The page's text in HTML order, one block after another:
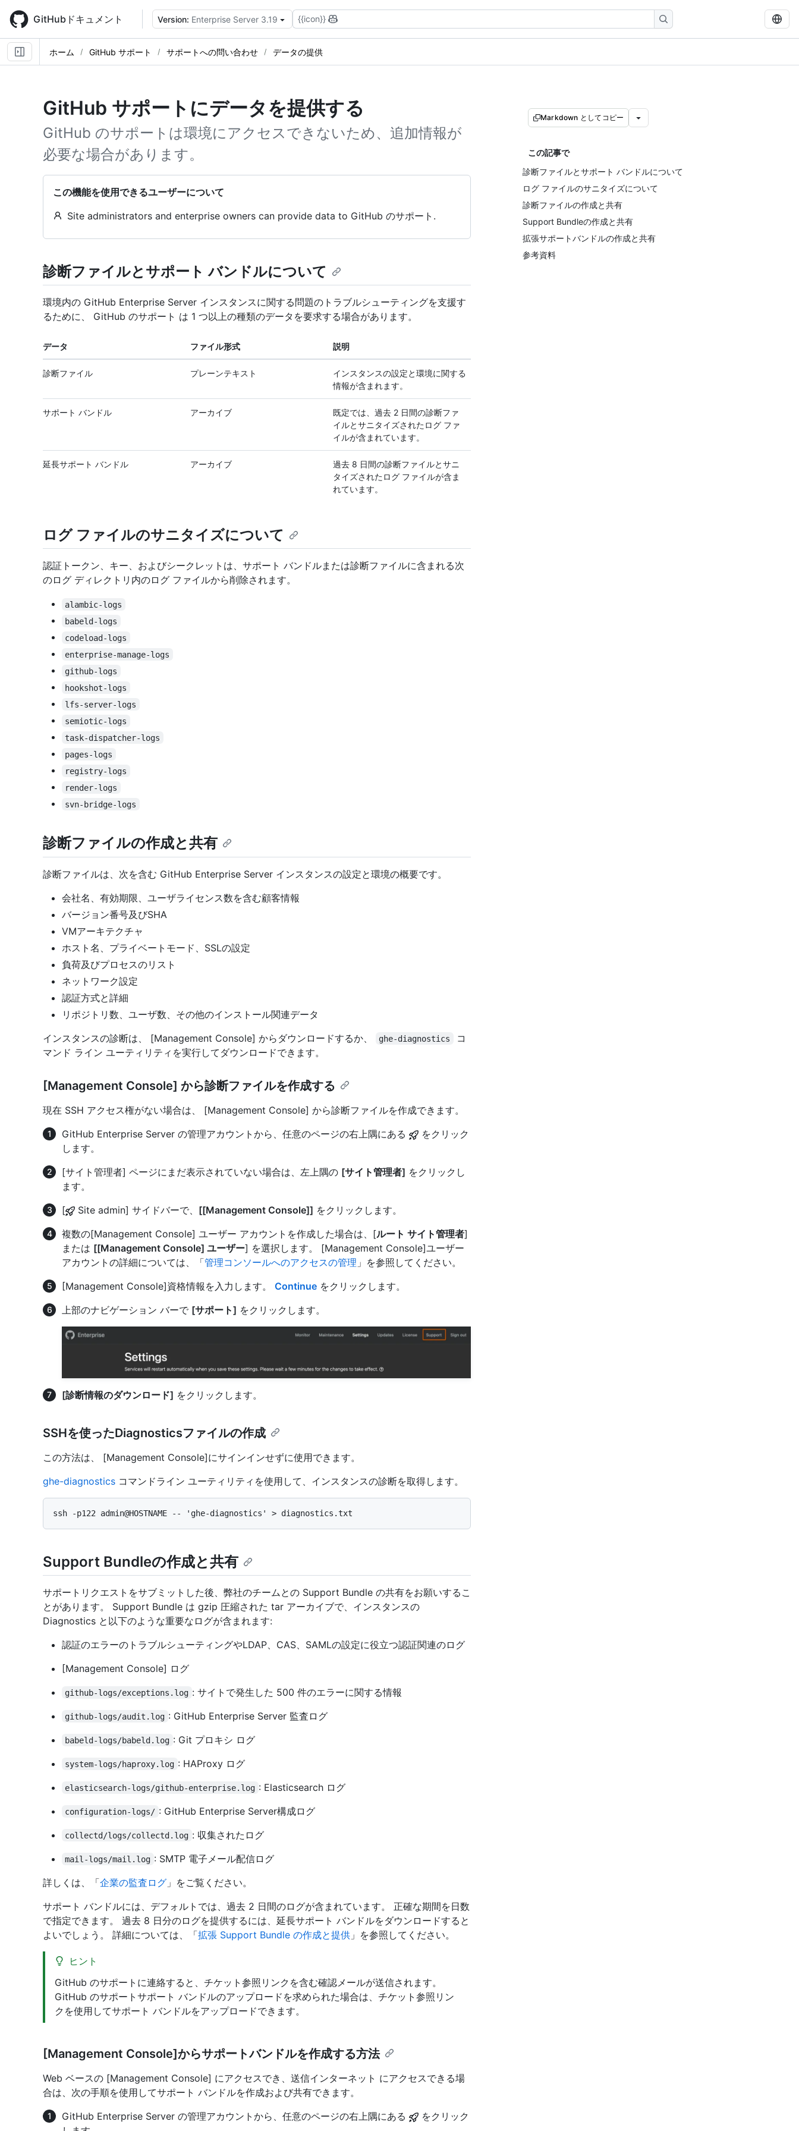
main
content
GitHubドキュメント Version: Enterprise Server 3.19 {{icon}}
ホーム GitHub サポート サポートへの問い合わせ データの提供
GitHub サポートにデータを提供する
GitHub のサポートは環境にアクセスできないため、追加情報が
必要な場合があります。
この機能を使用できるユーザーについて
Site administrators and enterprise owners can provide data to GitHub のサポート.
Markdown としてコピー
この記事で
診断ファイルとサポート バンドルについて
ログ ファイルのサニタイズについて
診断ファイルの作成と共有
Support Bundleの作成と共有
拡張サポートバンドルの作成と共有
参考資料
診断ファイルとサポート バンドルについて
環境内の GitHub Enterprise Server インスタンスに関する問題のトラブルシューティングを支援す
るために、 GitHub のサポート は 1 つ以上の種類のデータを要求する場合があります。
データ ファイル形式 説明
診断ファイル プレーンテキスト
インスタンスの設定と環境に関する
情報が含まれます。
サポート バンドル アーカイブ
既定では、過去 2 日間の診断ファ
イルとサニタイズされたログ ファ
イルが含まれています。
延長サポート バンドル アーカイブ
過去 8 日間の診断ファイルとサニ
タイズされたログ ファイルが含ま
れています。
ログ ファイルのサニタイズについて
認証トークン、キー、およびシークレットは、サポート バンドルまたは診断ファイルに含まれる次
のログ ディレクトリ内のログ ファイルから削除されます。
alambic-logs
babeld-logs
codeload-logs
enterprise-manage-logs
github-logs
hookshot-logs
lfs-server-logs
semiotic-logs
task-dispatcher-logs
pages-logs
registry-logs
render-logs
svn-bridge-logs
診断ファイルの作成と共有
診断ファイルは、次を含む GitHub Enterprise Server インスタンスの設定と環境の概要です。
会社名、有効期限、ユーザライセンス数を含む顧客情報
バージョン番号及びSHA
VMアーキテクチャ
ホスト名、プライベートモード、SSLの設定
負荷及びプロセスのリスト
ネットワーク設定
認証方式と詳細
リポジトリ数、ユーザ数、その他のインストール関連データ
インスタンスの診断は、 [Management Console] からダウンロードするか、
ghe-diagnostics
コ
マンド ライン ユーティリティを実行してダウンロードできます。
[Management Console] から診断ファイルを作成する
現在 SSH アクセス権がない場合は、 [Management Console] から診断ファイルを作成できます。
GitHub Enterprise Server の管理アカウントから、任意のページの右上隅にある
をクリック
します。
[サイト管理者] ページにまだ表示されていない場合は、左上隅の [サイト管理者] をクリックし
ます。
[
Site admin] サイドバーで、 [[Management Console]] をクリックします。
複数の[Management Console] ユーザー アカウントを作成した場合は、[ルート サイト管理者]
または [[Management Console] ユーザー] を選択します。 [Management Console]ユーザー
アカウントの詳細については、「管理コンソールへのアクセスの管理 」を参照してください。
[Management Console]資格情報を入力します。 Continue をクリックします。
上部のナビゲーション バーで [サポート] をクリックします。
[診断情報のダウンロード] をクリックします。
SSHを使ったDiagnosticsファイルの作成
この方法は、 [Management Console]にサインインせずに使用できます。
ghe-diagnostics コマンドライン ユーティリティを使用して、インスタンスの診断を取得します。
Support Bundleの作成と共有
サポートリクエストをサブミットした後、弊社のチームとの Support Bundle の共有をお願いするこ
とがあります。 Support Bundle は gzip 圧縮された tar アーカイブで、インスタンスの
Diagnostics と以下のような重要なログが含まれます:
認証のエラーのトラブルシューティングやLDAP、CAS、SAMLの設定に役立つ認証関連のログ
[Management Console] ログ
github-logs/exceptions.log : サイトで発生した 500 件のエラーに関する情報
github-logs/audit.log : GitHub Enterprise Server 監査ログ
babeld-logs/babeld.log : Git プロキシ ログ
system-logs/haproxy.log : HAProxy ログ
elasticsearch-logs/github-enterprise.log : Elasticsearch ログ
configuration-logs/ : GitHub Enterprise Server構成ログ
collectd/logs/collectd.log : 収集されたログ
mail-logs/mail.log : SMTP 電子メール配信ログ
詳しくは、「企業の監査ログ 」をご覧ください。
サポート バンドルには、デフォルトでは、過去 2 日間のログが含まれています。 正確な期間を日数
で指定できます。 過去 8 日分のログを提供するには、延長サポート バンドルをダウンロードすると
よいでしょう。 詳細については、「拡張 Support Bundle の作成と提供 」を参照してください。
ヒント
GitHub のサポートに連絡すると、チケット参照リンクを含む確認メールが送信されます。
GitHub のサポートサポート バンドルのアップロードを求められた場合は、チケット参照リン
クを使用してサポート バンドルをアップロードできます。
[Management Console]からサポートバンドルを作成する方法
Web ベースの [Management Console] にアクセスでき、送信インターネット にアクセスできる場
合は、次の手順を使用してサポート バンドルを作成および共有できます。
GitHub Enterprise Server の管理アカウントから、任意のページの右上隅にある
をクリック